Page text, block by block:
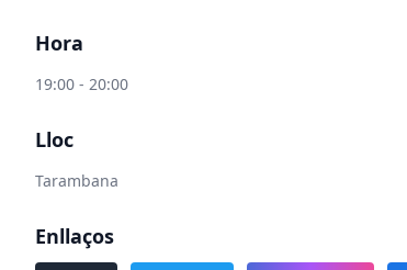
Hora
19:00 - 20:00
Lloc
Tarambana
Enllaços